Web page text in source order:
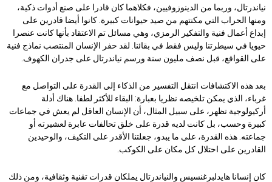
نياندرتال، وربما من الدينوزوفيين، فكلاهما كان قادرا على صنع أدوات ذكية،
ومنها الحراب التي مكنتهم من صيد حيوانات كبيرة. كانوا أيضا قادرين على
إبداع أعمال فنية والتفكير الرمزي، وهي مسائل تم الاعتقاد بأنها كانت عنصرا
حيويا في سيطرتنا وليس فقط في بقائنا. لقد حفر الإنسان المنتصب نماذج فنية
على القواقع، قبل نصف مليون سنة ورسم نياندرتال على جدران الكهوف.
بعد هذه الاكتشافات انتقل التفسير من الذكاء إلى القدرة على التواصل مع
غرباء، الذي يمكن تلخيصه نظريا بعبارة: البقاء للأكثر لطفا. هناك أدلة
أركيولوجية تظهر، على سبيل المثال، أن الإنسان العاقل لم يعش في جماعات
كبيرة وحسب، بل كانت لديه قدرة على خلق تحالفات عابرة لعشيرته أو
جماعته. هذه القدرة، على ما يبدو، جعلتنا الأقدر على التكيف، والوحيدين
القادرين على احتلال كل مكان على الكوكب.
كان إنسانا هايدلبرغنسيس والنياندرتال يملكان قدرات تقنية وثقافية، ومن ذلك